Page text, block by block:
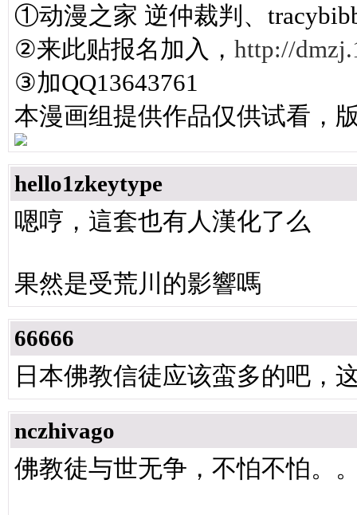
①动漫之家 逆仲裁判、
②来此贴报名加入， http://
③加QQ13643761
本漫画组提供作品仅供试看，
hello1zkeytype
嗯哼，這套也有人漢化了么
果然是受荒川的影響嗎
66666
日本佛教信徒应该蛮多的吧，
nczhivago
佛教徒与世无争，不怕不怕。